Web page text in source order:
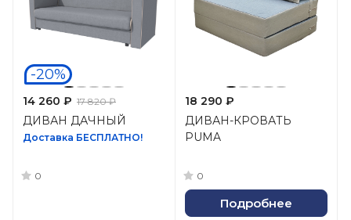
-20%
14 260 ₽ 17 820 ₽
ДИВАН ДАЧНЫЙ
Доставка БЕСПЛАТНО!
0
18 290 ₽
ДИВАН-КРОВАТЬ
PUMA
0
Подробнее